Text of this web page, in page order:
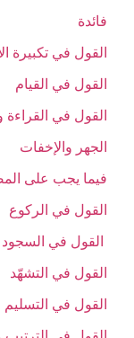
فائدة
القول في تكبيرة
القول في القيام‏
القول في القراءة
الجهر والإخفات‏
فيما يجب على
القول في الركوع‏
القول في السجود
القول في التشهّد
القول في التسليم‏